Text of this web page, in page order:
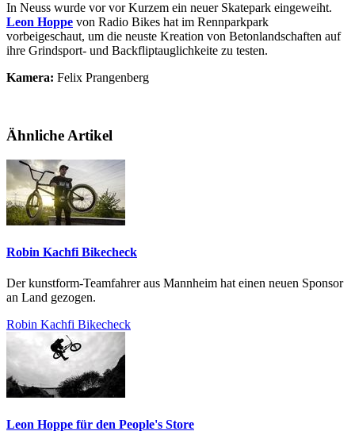
In Neuss wurde vor vor Kurzem ein neuer Skatepark eingeweiht.
Leon Hoppe von Radio Bikes hat im Rennparkpark
vorbeigeschaut, um die neuste Kreation von Betonlandschaften auf
ihre Grindsport- und Backfliptauglichkeite zu testen.
Kamera: Felix Prangenberg
Ähnliche Artikel
Robin Kachfi Bikecheck
Der kunstform-Teamfahrer aus Mannheim hat einen neuen Sponsor
an Land gezogen.
Robin Kachfi Bikecheck
Leon Hoppe für den People's Store